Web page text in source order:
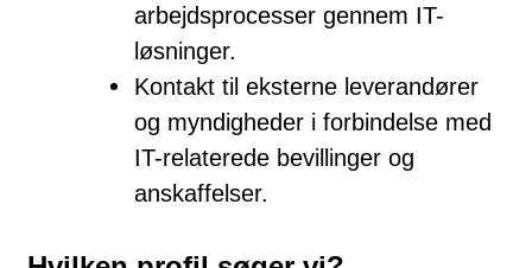
arbejdsprocesser gennem IT-
løsninger.
Kontakt til eksterne leverandører
og myndigheder i forbindelse med
IT-relaterede bevillinger og
anskaffelser.